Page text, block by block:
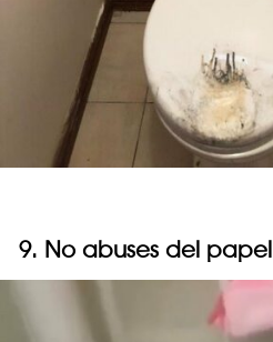
9. No abuses del papel